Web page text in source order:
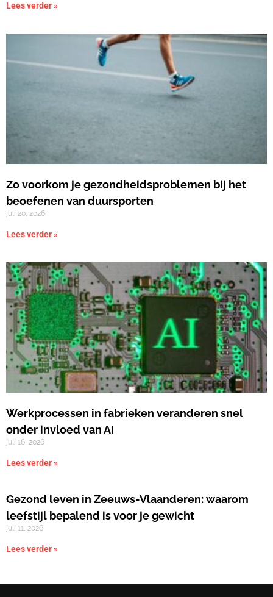
Lees verder »
Zo voorkom je gezondheidsproblemen bij het
beoefenen van duursporten
juli 20, 2026
Lees verder »
Werkprocessen in fabrieken veranderen snel
onder invloed van AI
juli 16, 2026
Lees verder »
Gezond leven in Zeeuws-Vlaanderen: waarom
leefstijl bepalend is voor je gewicht
juli 11, 2026
Lees verder »